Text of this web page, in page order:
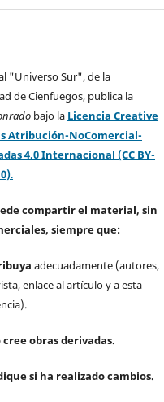
"Universo Sur", de la
de Cienfuegos, publica la
bajo la Licencia Creative
Atribución-NoComercial-
4.0 Internacional (CC BY-
.
compartir el material, sin
siempre que:
adecuadamente (autores,
enlace al artículo y a esta
cree obras derivadas.
si ha realizado cambios.